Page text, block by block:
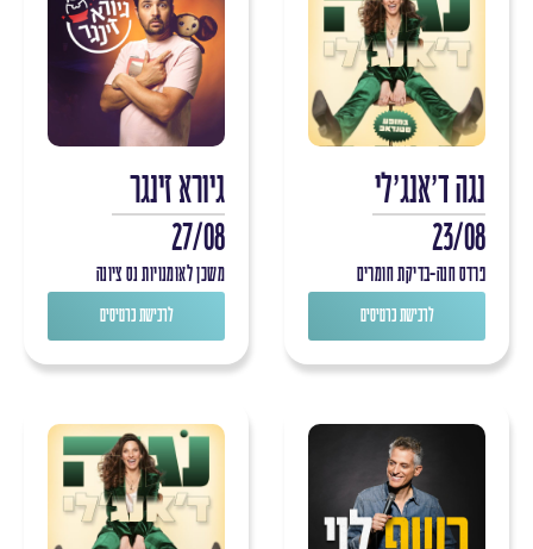
נגה ד'אנג'לי
23/08
פרדס חנה-בדיקת חומרים
לרכישת כרטיסים
גיורא זינגר
27/08
משכן לאומנויות נס ציונה
לרכישת כרטיסים